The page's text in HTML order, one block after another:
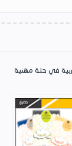
عربية في حلة مهنية